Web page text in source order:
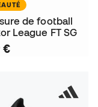
de football
League FT SG
€